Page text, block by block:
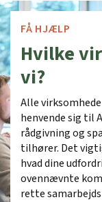
FÅ HJÆLP
Hvilke
vi?
Alle
henvende sig til
rådgivning og
tilhører. Det
hvad dine
ovennævnte
rette